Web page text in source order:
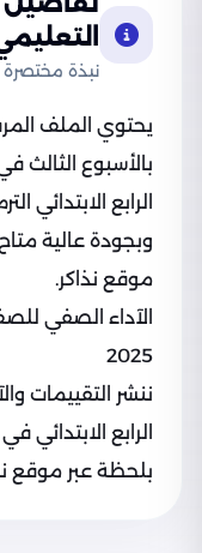
نبذة
يحتوي الملف
بالأسبوع الثالث
وبجودة عالية
موقع نذاكر.
الآداء الصفي
2025
ننشر التقييمات
الرابع الابتدائي
بلحظة عبر موقع